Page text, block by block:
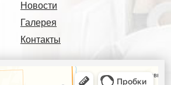
Новости
Галерея
Контакты